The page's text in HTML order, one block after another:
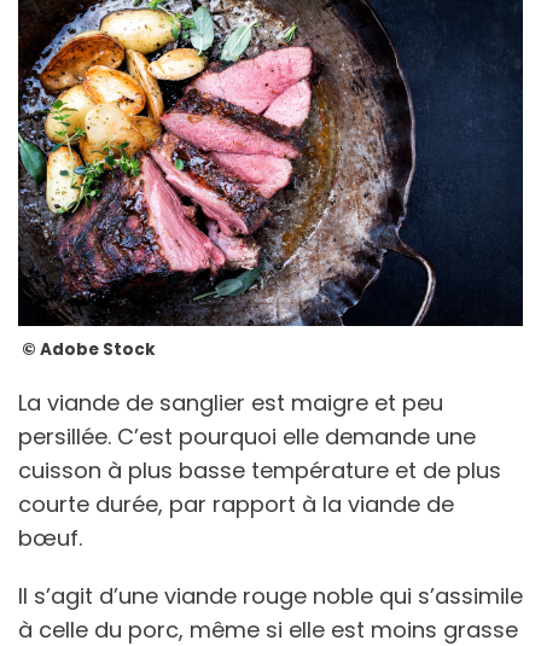
© Adobe Stock
La viande de sanglier est maigre et peu
persillée. C’est pourquoi elle demande une
cuisson à plus basse température et de plus
courte durée, par rapport à la viande de
bœuf.
Il s’agit d’une viande rouge noble qui s’assimile
à celle du porc, même si elle est moins grasse